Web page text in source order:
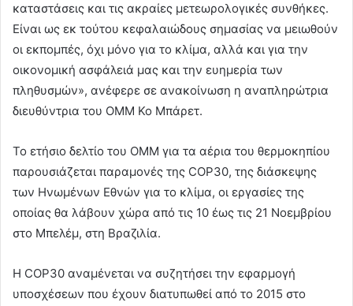
καταστάσεις και τις ακραίες μετεωρολογικές συνθήκες.
Είναι ως εκ τούτου κεφαλαιώδους σημασίας να μειωθούν
οι εκπομπές, όχι μόνο για το κλίμα, αλλά και για την
οικονομική ασφάλειά μας και την ευημερία των
πληθυσμών», ανέφερε σε ανακοίνωση η αναπληρώτρια
διευθύντρια του OMM Κο Μπάρετ.
Το ετήσιο δελτίο του OMM για τα αέρια του θερμοκηπίου
παρουσιάζεται παραμονές της COP30, της διάσκεψης
των Ηνωμένων Εθνών για το κλίμα, οι εργασίες της
οποίας θα λάβουν χώρα από τις 10 έως τις 21 Νοεμβρίου
στο Μπελέμ, στη Βραζιλία.
Η COP30 αναμένεται να συζητήσει την εφαρμογή
υποσχέσεων που έχουν διατυπωθεί από το 2015 στο